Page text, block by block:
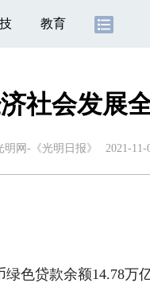
教育
社会发展
明网-《光明日报》 2021-11-
色贷款余额14.78万